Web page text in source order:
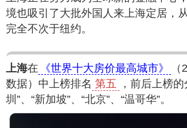
境也吸引了大批外国人来上海定居，
完全不次于纽约。
上海在 《世界十大房价最高城市》
数据）中上榜排名 第五
，前后上榜
圳”、“新加坡”、“北京”、“温哥华”。